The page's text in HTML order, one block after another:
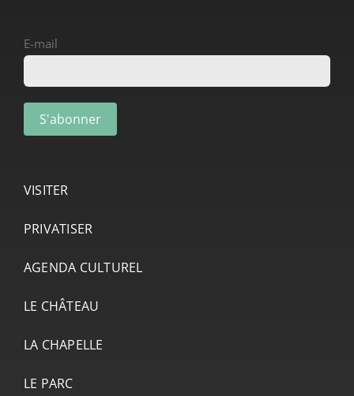
E-mail
VISITER
PRIVATISER
AGENDA CULTUREL
LE CHÂTEAU
LA CHAPELLE
LE PARC